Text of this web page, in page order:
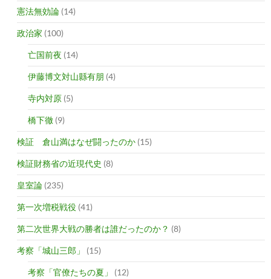
憲法無効論 (14)
政治家 (100)
亡国前夜 (14)
伊藤博文対山縣有朋 (4)
寺内対原 (5)
橋下徹 (9)
検証 倉山満はなぜ闘ったのか (15)
検証財務省の近現代史 (8)
皇室論 (235)
第一次増税戦役 (41)
第二次世界大戦の勝者は誰だったのか？ (8)
考察「城山三郎」 (15)
考察「官僚たちの夏」 (12)